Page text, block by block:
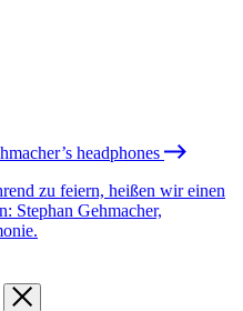
headphones
zu feiern, heißen wir einen
Stephan Gehmacher,